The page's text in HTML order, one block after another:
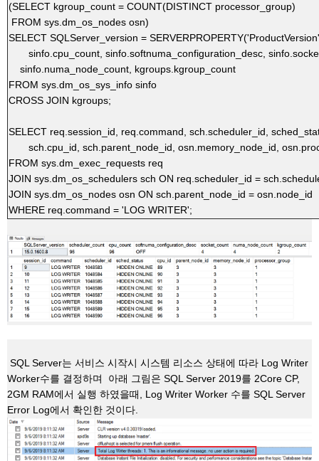
(SELECT kgroup_count = COUNT(DISTINCT processor_group)
FROM sys dm_os_nodes osn)
SELECT SQLServer_version = SERVERPROPERTY('ProductVersion'
sinfo cpu_count sinfo softnuma_configuration_desc sinfo
sinfo numa_node_count kgroups kgroup_count
FROM sys dm_os_sys_info sinfo
CROSS JOIN kgroups;
SELECT req session_id req command sch scheduler_id
sch cpu_id sch parent_node_id osn memory_node_id osn
FROM sys dm_exec_requests req
JOIN sys dm_os_schedulers sch ON req scheduler_id = sch
JOIN sys dm_os_nodes osn ON sch parent_node_id = osn node_id
WHERE req command = 'LOG WRITER';
SQL Server는 서비스 시작시 시스템 리소스 상태에 따라 Log Writer
Worker수를 결정하며 아래 그림은 SQL Server 2019를 2Core CP,
2GM RAM에서 실행 하였을때 , Log Writer Worker 수를 SQL Server
Error Log에서 확인한 것이다